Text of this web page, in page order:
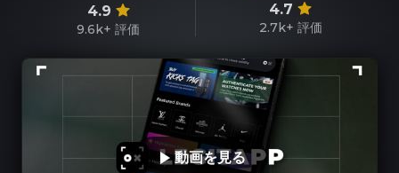
4.9
9.6k+ 評価
4.7
2.7k+ 評価
動画を見る